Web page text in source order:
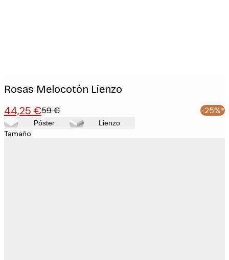
Rosas Melocotón Lienzo
44,25 €59 € -25%*
Póster Lienzo
Tamaño